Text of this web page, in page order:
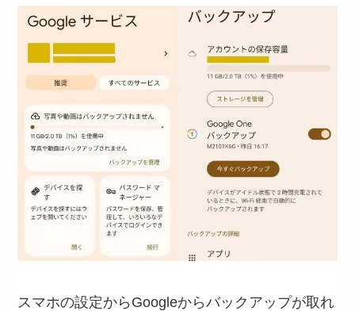
スマホの設定からGoogleからバックアップが取れ